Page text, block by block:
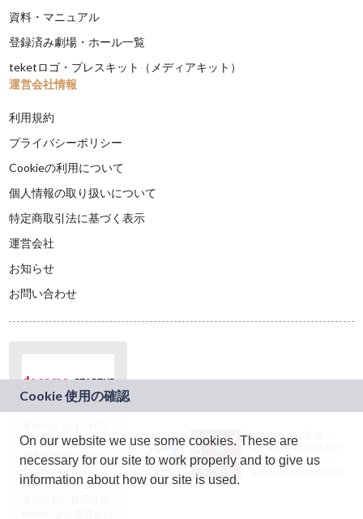
資料・マニュアル
登録済み劇場・ホール一覧
teketロゴ・プレスキット（メディアキット）
運営会社情報
利用規約
プライバシーポリシー
Cookieの利用について
個人情報の取り扱いについて
特定商取引法に基づく表示
運営会社
お知らせ
お問い合わせ
ドコモグループの新
規事業創出プログラ
ム「docomo
STARTUP」を通じて
JASRAC許諾番号：
9024936001Y45037
JASRAC許諾番号：
On our website we use some cookies. These are
necessary for our site to work properly and to give us
information about how our site is used.